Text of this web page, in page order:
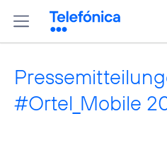
#Ortel_Mobile